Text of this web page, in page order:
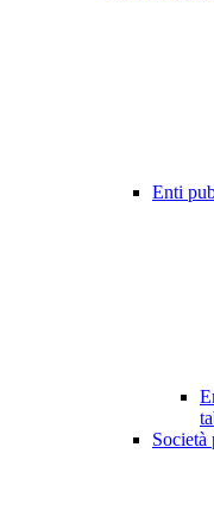
Enti
Società